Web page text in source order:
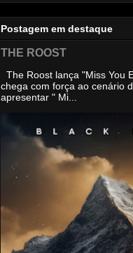
Postagem em destaque
THE ROOST
The Roost lança "Miss You
chega com força ao cenário
apresentar " Mi...